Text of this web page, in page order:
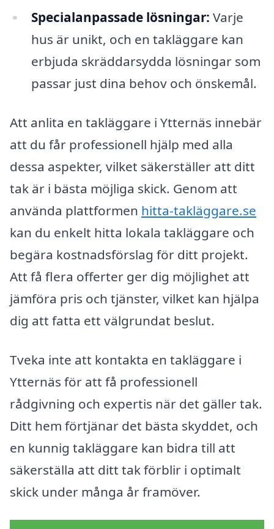
Specialanpassade lösningar: Varje
hus är unikt, och en takläggare kan
erbjuda skräddarsydda lösningar som
passar just dina behov och önskemål.
Att anlita en takläggare i Ytternäs innebär
att du får professionell hjälp med alla
dessa aspekter, vilket säkerställer att ditt
tak är i bästa möjliga skick. Genom att
använda plattformen hitta-takläggare.se
kan du enkelt hitta lokala takläggare och
begära kostnadsförslag för ditt projekt.
Att få flera offerter ger dig möjlighet att
jämföra pris och tjänster, vilket kan hjälpa
dig att fatta ett välgrundat beslut.
Tveka inte att kontakta en takläggare i
Ytternäs för att få professionell
rådgivning och expertis när det gäller tak.
Ditt hem förtjänar det bästa skyddet, och
en kunnig takläggare kan bidra till att
säkerställa att ditt tak förblir i optimalt
skick under många år framöver.